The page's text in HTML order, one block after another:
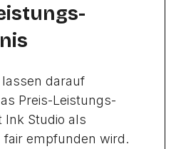
darauf
Preis-Leistungs-
Ink Studio als
empfunden wird.